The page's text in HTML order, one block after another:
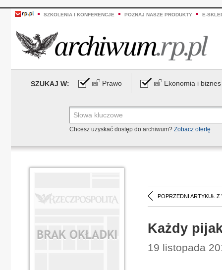
SZKOLENIA I KONFERENCJE POZNAJ NASZE PRODUKTY E-
SZUKAJ W: Prawo Ekonomia i biznes
Chcesz uzyskać dostęp do archiwum? Zobacz ofertę
POPRZEDNI ARTYKUŁ Z
Każdy
19 listopada